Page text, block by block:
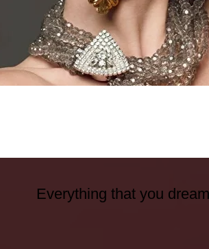
Everything that you